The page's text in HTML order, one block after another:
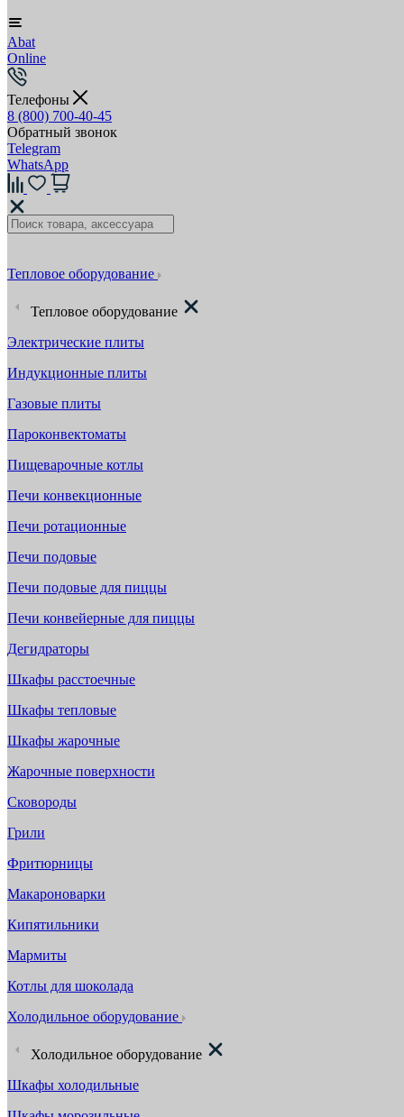
Abat
Online
Телефоны
8 (800) 700-40-45
Обратный звонок
Telegram
WhatsApp
Тепловое оборудование
Тепловое оборудование
Электрические плиты
Индукционные плиты
Газовые плиты
Пароконвектоматы
Пищеварочные котлы
Печи конвекционные
Печи ротационные
Печи подовые
Печи подовые для пиццы
Печи конвейерные для пиццы
Дегидраторы
Шкафы расстоечные
Шкафы тепловые
Шкафы жарочные
Жарочные поверхности
Сковороды
Грили
Фритюрницы
Макароноварки
Кипятильники
Мармиты
Котлы для шоколада
Холодильное оборудование
Холодильное оборудование
Шкафы холодильные